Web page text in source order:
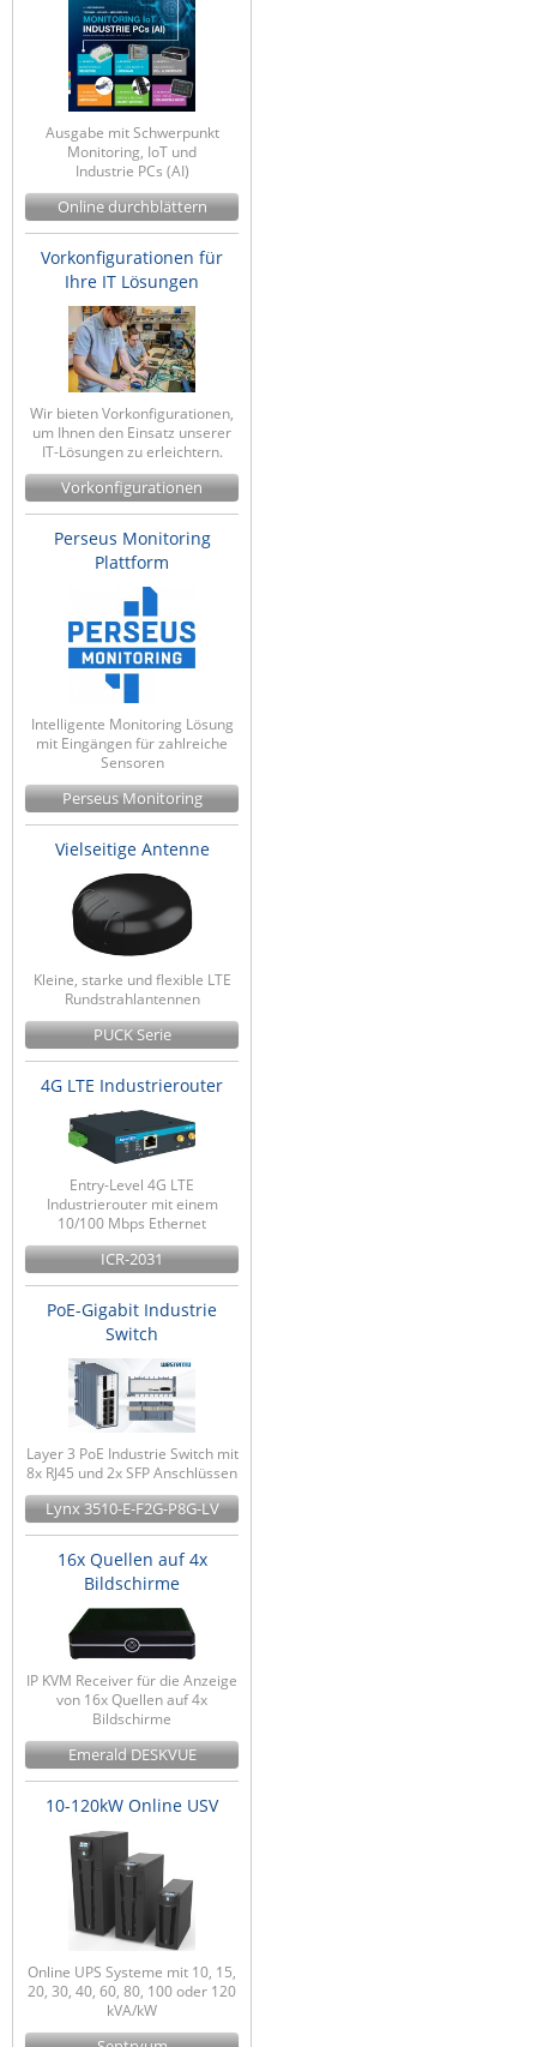
Ausgabe mit Schwerpunkt
Monitoring, IoT und
Industrie PCs (AI)
Online durchblättern
Vorkonfigurationen für
Ihre IT Lösungen
Wir bieten Vorkonfigurationen,
um Ihnen den Einsatz unserer
IT-Lösungen zu erleichtern.
Vorkonfigurationen
Perseus Monitoring
Plattform
Intelligente Monitoring Lösung
mit Eingängen für zahlreiche
Sensoren
Perseus Monitoring
Vielseitige Antenne
Kleine, starke und flexible LTE
Rundstrahlantennen
PUCK Serie
4G LTE Industrierouter
Entry-Level 4G LTE
Industrierouter mit einem
10/100 Mbps Ethernet
ICR-2031
PoE-Gigabit Industrie
Switch
Layer 3 PoE Industrie Switch mit
8x RJ45 und 2x SFP Anschlüssen
Lynx 3510-E-F2G-P8G-LV
16x Quellen auf 4x
Bildschirme
IP KVM Receiver für die Anzeige
von 16x Quellen auf 4x
Bildschirme
Emerald DESKVUE
10-120kW Online USV
Online UPS Systeme mit 10, 15,
20, 30, 40, 60, 80, 100 oder 120
kVA/kW